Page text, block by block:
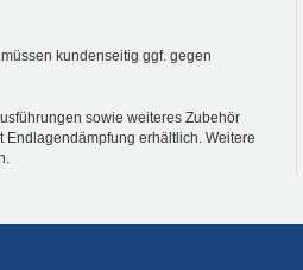
kundenseitig ggf. gegen
sowie weiteres Zubehör
Endlagendämpfung erhältlich. Weitere